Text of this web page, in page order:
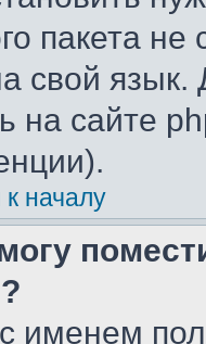
пакета
свой
на сайте
началу
именем